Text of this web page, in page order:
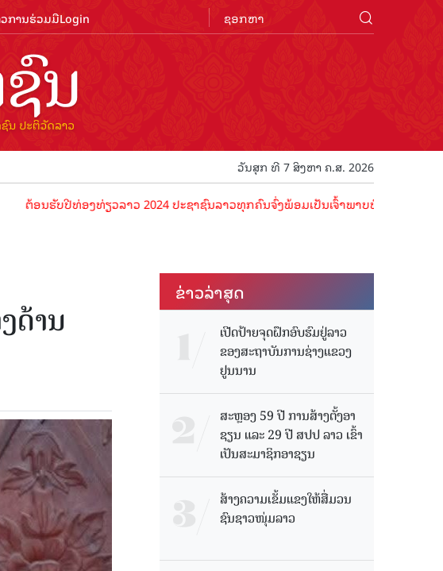
ການຮ່ວມມືLogin
ວັນສຸກ ທີ 7 ສິງຫາ ຄ.ສ. 2026
ບປີທ່ອງທ່ຽວລາວ 2024 ປະຊາຊົນລາວທຸກຄົນຈົ່ງພ້ອມເປັນເຈົ້າພາບທີ່ດີ ຕ້ອນຮັບນັກທ່ອງທ່ຽ
ດ້ານ
ຂ່າວ​ລ່າ​ສຸດ
ເປີດປ້າຍຈຸດຝຶກອົບຮົມຢູ່ລາວ
ຂອງສະຖາບັນການຊ່າງແຂວງ
ຢູນນານ
ສະຫຼອງ 59 ປີ ການສ້າງຕັ້ງອາ
ຊຽນ ແລະ 29 ປີ ສປປ ລາວ ເຂົ້າ
ເປັນສະມາຊິກອາຊຽນ
ສ້າງຄວາມເຂັ້ມແຂງໃຫ້ສື່ມວນ
ຊົນຊາວໜຸ່ມລາວ